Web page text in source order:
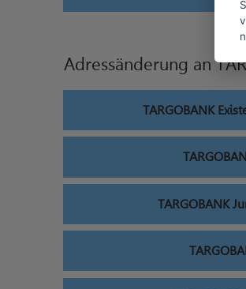
Adressänderung an
TARGOBANK
TARGOBANK